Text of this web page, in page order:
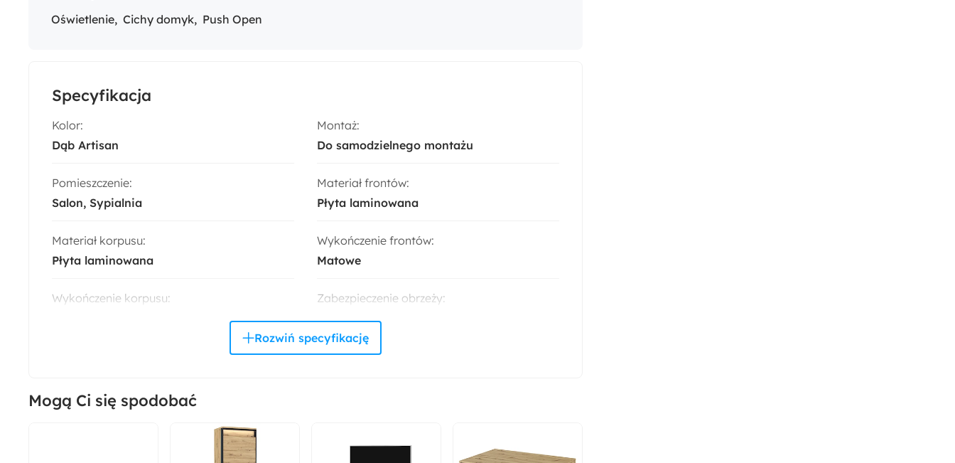
Oświetlenie Cichy domyk Push Open
Specyfikacja
Kolor:
Dąb Artisan
Montaż:
Do samodzielnego montażu
Pomieszczenie:
Salon Sypialnia
Materiał frontów:
Płyta laminowana
Materiał korpusu:
Płyta laminowana
Wykończenie frontów:
Matowe
Wykończenie korpusu:
Zabezpieczenie obrzeży:
Obrzeża ABS
Głębokość:
Szerokość:
Mogą Ci się spodobać